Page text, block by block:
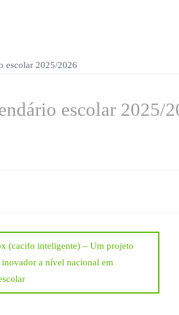
escolar 2025/
(cacifo inteligente) – Um projeto
a nível nacional em